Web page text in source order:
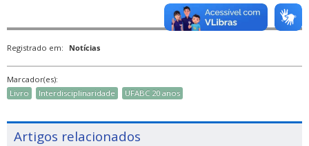
Registrado em: Notícias
Marcador(es):
Livro
Interdisciplinaridade UFABC 20 anos
Artigos relacionados